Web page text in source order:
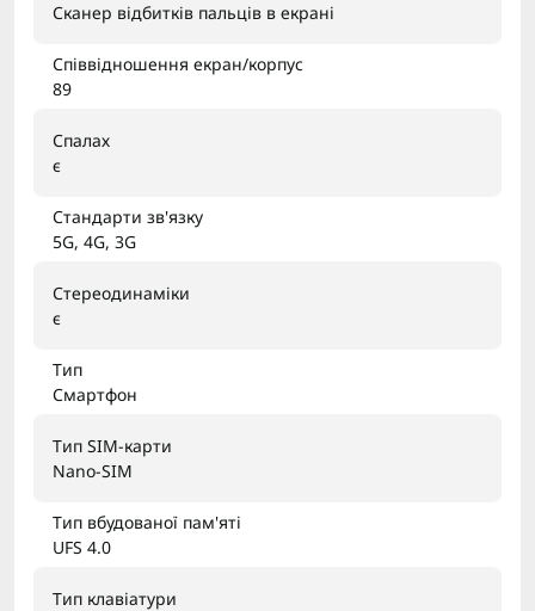
Сканер відбитків пальців в екрані
Співвідношення екран/корпус
89
Спалах
є
Стандарти зв'язку
5G, 4G, 3G
Стереодинаміки
є
Тип
Смартфон
Тип SIM-карти
Nano-SIM
Тип вбудованої пам'яті
UFS 4.0
Тип клавіатури